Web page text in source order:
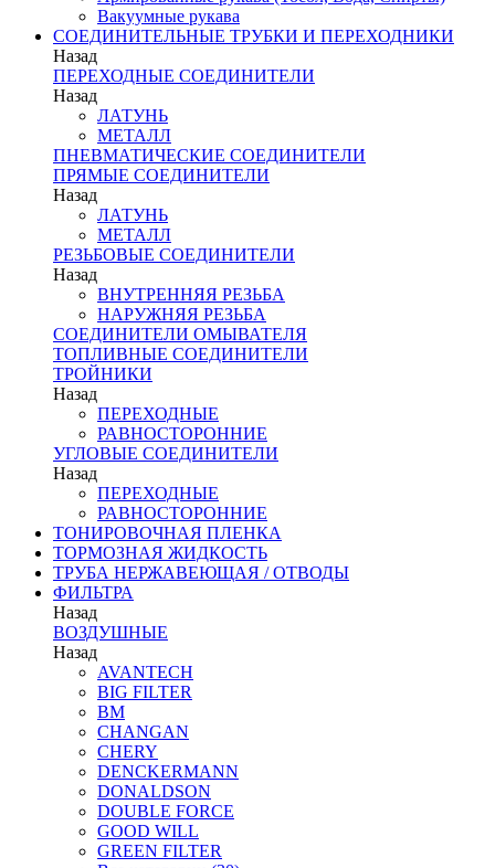
Вакуумные рукава
СОЕДИНИТЕЛЬНЫЕ ТРУБКИ И ПЕРЕХОДНИКИ
Назад
ПЕРЕХОДНЫЕ СОЕДИНИТЕЛИ
Назад
ЛАТУНЬ
МЕТАЛЛ
ПНЕВМАТИЧЕСКИЕ СОЕДИНИТЕЛИ
ПРЯМЫЕ СОЕДИНИТЕЛИ
Назад
ЛАТУНЬ
МЕТАЛЛ
РЕЗЬБОВЫЕ СОЕДИНИТЕЛИ
Назад
ВНУТРЕННЯЯ РЕЗЬБА
НАРУЖНЯЯ РЕЗЬБА
СОЕДИНИТЕЛИ ОМЫВАТЕЛЯ
ТОПЛИВНЫЕ СОЕДИНИТЕЛИ
ТРОЙНИКИ
Назад
ПЕРЕХОДНЫЕ
РАВНОСТОРОННИЕ
УГЛОВЫЕ СОЕДИНИТЕЛИ
Назад
ПЕРЕХОДНЫЕ
РАВНОСТОРОННИЕ
ТОНИРОВОЧНАЯ ПЛЕНКА
ТОРМОЗНАЯ ЖИДКОСТЬ
ТРУБА НЕРЖАВЕЮЩАЯ / ОТВОДЫ
ФИЛЬТРА
Назад
ВОЗДУШНЫЕ
Назад
AVANTECH
BIG FILTER
BM
CHANGAN
CHERY
DENCKERMANN
DONALDSON
DOUBLE FORCE
GOOD WILL
GREEN FILTER